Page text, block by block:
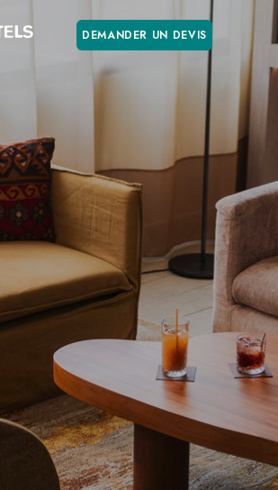
DEMANDER UN DEVIS